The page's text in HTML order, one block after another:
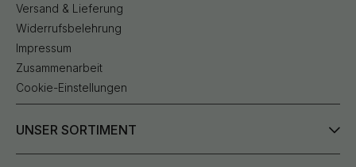
Versand & Lieferung
Widerrufsbelehrung
Impressum
Zusammenarbeit
Cookie-Einstellungen
UNSER SORTIMENT